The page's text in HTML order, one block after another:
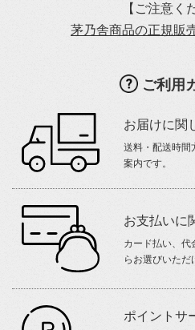
【ご注意く
茅乃舎商品の正規販
ご利用
お届けに関
送料・配送時間
案内です。
お支払いに
カード払い、代
らお選びいただ
ポイントサ